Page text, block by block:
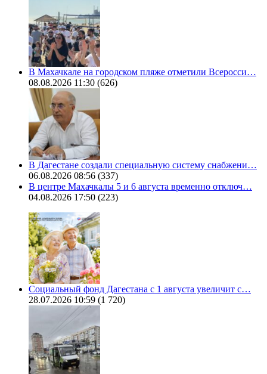
В Махачкале на городском пляже отметили Всеросси…
08.08.2026 11:30 (626)
В Дагестане создали специальную систему снабжени…
06.08.2026 08:56 (337)
В центре Махачкалы 5 и 6 августа временно отключ…
04.08.2026 17:50 (223)
Социальный фонд Дагестана с 1 августа увеличит с…
28.07.2026 10:59 (1 720)